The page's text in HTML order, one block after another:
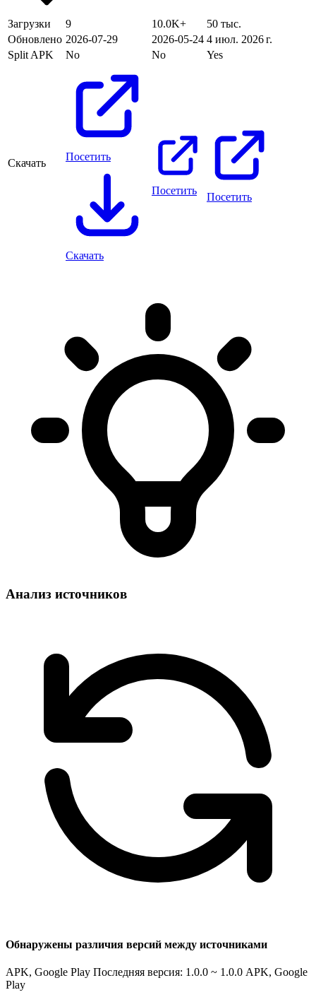
Загрузки 9 10.0K+
50 тыс.
Обновлено 2026-07-29 2026-05-24 4 июл. 2026 г.
Split APK
No No Yes
Скачать
Посетить
Скачать
Посетить
Посетить
Анализ источников
Обнаружены различия версий между источниками
APK, Google Play Последняя версия: 1.0.0 ~ 1.0.0 APK, Google
Play